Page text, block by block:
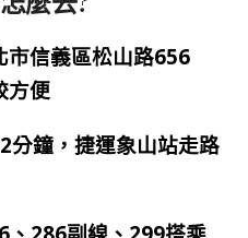
市信義區松山路656
方便
分鐘，捷運象山站走路